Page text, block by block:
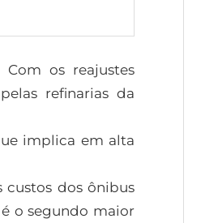
os reajustes
refinarias da
implica em alta
dos ônibus
o segundo maior